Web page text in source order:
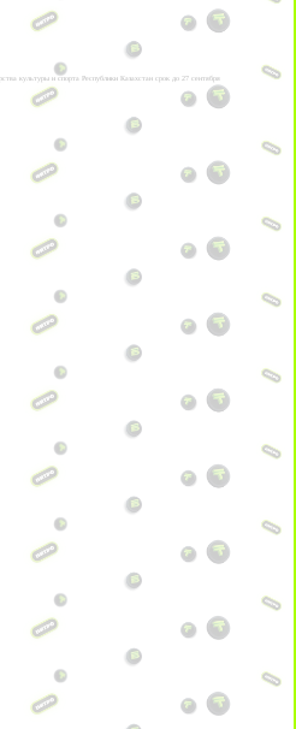
культуры и спорта Республики Казахстан срок до 27 сентября